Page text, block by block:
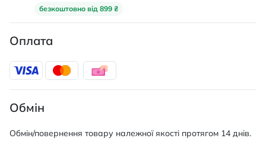
безкоштовно від 899 ₴
Оплата
Обмін
Обмін/повернення товару належної якості протягом 14 днів.